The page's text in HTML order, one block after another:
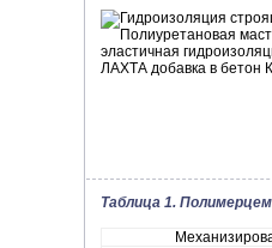
Таблица 1.